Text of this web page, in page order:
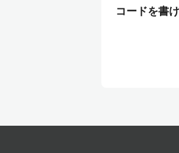
コードを書